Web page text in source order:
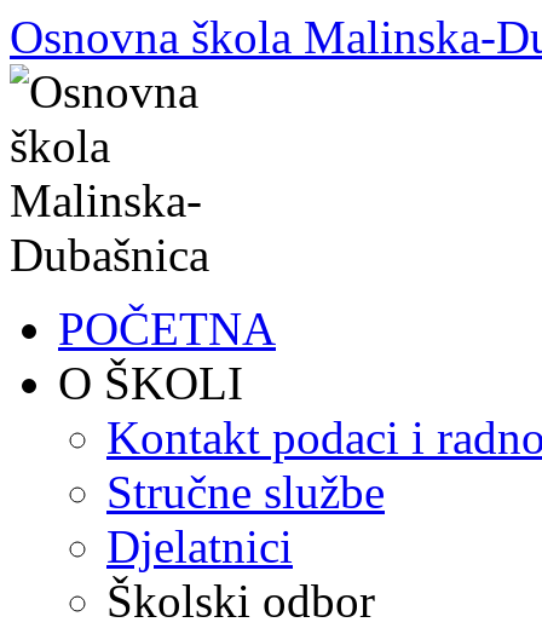
Skoči
do
sadržaja
Osnovna škola Malinska-
POČETNA
O ŠKOLI
Kontakt podaci i
Stručne službe
Djelatnici
Školski odbor